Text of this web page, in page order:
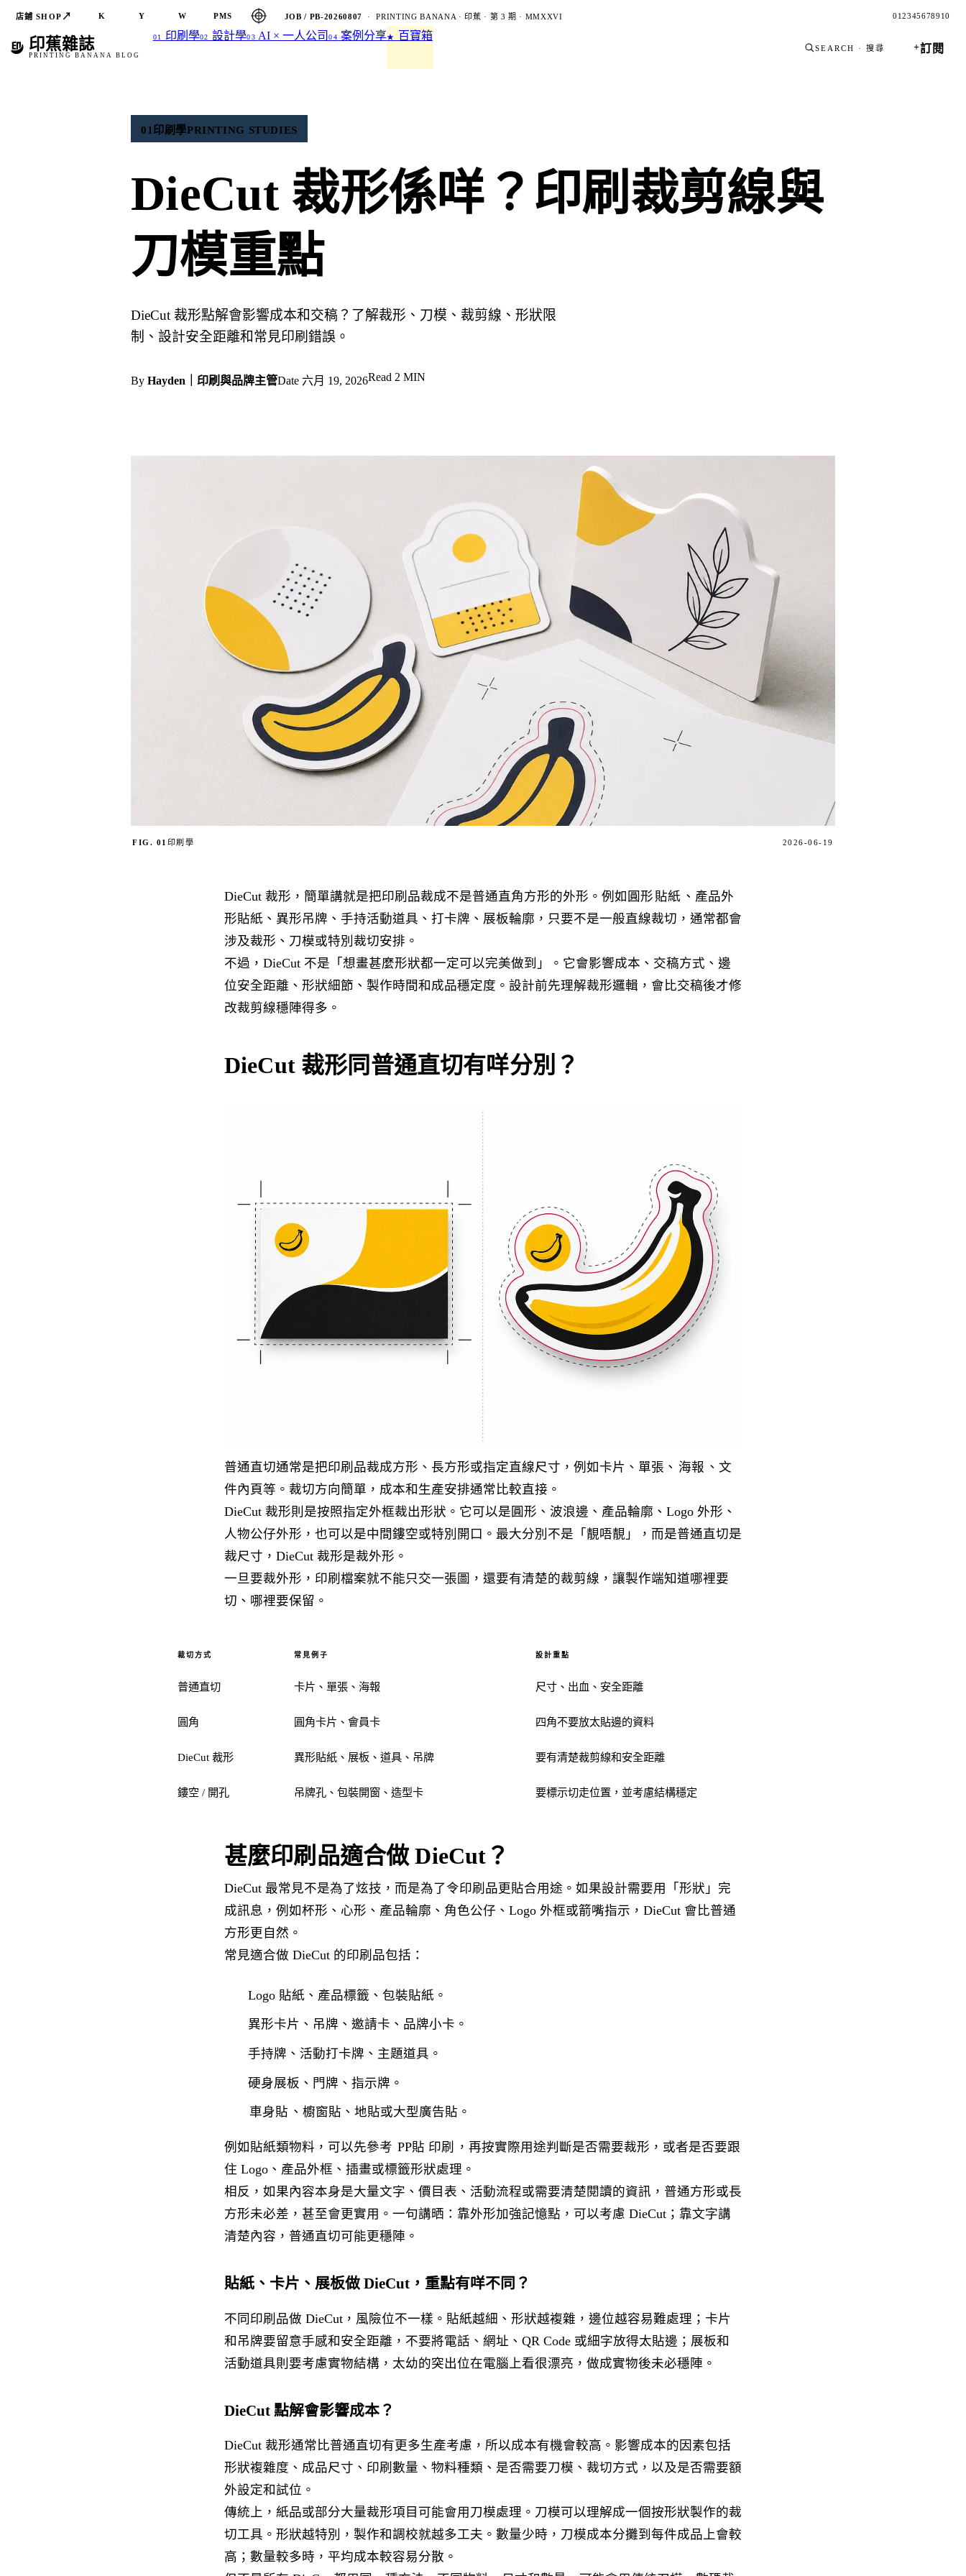
店鋪 SHOP ↗ K Y W PMS JOB / PB-20260807 · PRINTING BANANA · 印蕉 · 第 3 期 · MMXXVI 0 123456789 10
印蕉雜誌
PRINTING BANANA BLOG
01 印刷學02 設計學03 AI × 一人公司04 案例分享★ 百寶箱
SEARCH · 搜尋 +訂閱
01 印刷學PRINTING STUDIES
DieCut 裁形係咩？印刷裁剪線與
刀模重點
DieCut 裁形點解會影響成本和交稿？了解裁形、刀模、裁剪線、形狀限
制、設計安全距離和常見印刷錯誤。
By Hayden｜印刷與品牌主管Date 六月 19, 2026Read 2 MIN
FIG. 01 印刷學 2026-06-19
DieCut 裁形，簡單講就是把印刷品裁成不是普通直角方形的外形。例如圓形 貼紙 、產品外
形貼紙、異形吊牌、手持活動道具、打卡牌、展板輪廓，只要不是一般直線裁切，通常都會
涉及裁形、刀模或特別裁切安排。
不過，DieCut 不是「想畫甚麼形狀都一定可以完美做到」。它會影響成本、交稿方式、邊
位安全距離、形狀細節、製作時間和成品穩定度。設計前先理解裁形邏輯，會比交稿後才修
改裁剪線穩陣得多。
DieCut 裁形同普通直切有咩分別？
普通直切通常是把印刷品裁成方形、長方形或指定直線尺寸，例如卡片、單張、 海報 、文
件內頁等。裁切方向簡單，成本和生產安排通常比較直接。
DieCut 裁形則是按照指定外框裁出形狀。它可以是圓形、波浪邊、產品輪廓、Logo 外形、
人物公仔外形，也可以是中間鏤空或特別開口。最大分別不是「靚唔靚」，而是普通直切是
裁尺寸，DieCut 裁形是裁外形。
一旦要裁外形，印刷檔案就不能只交一張圖，還要有清楚的裁剪線，讓製作端知道哪裡要
切、哪裡要保留。
裁切方式 常見例子 設計重點
普通直切 卡片、單張、海報 尺寸、出血、安全距離
圓角 圓角卡片、會員卡 四角不要放太貼邊的資料
DieCut 裁形 異形貼紙、展板、道具、吊牌 要有清楚裁剪線和安全距離
鏤空 / 開孔 吊牌孔、包裝開窗、造型卡 要標示切走位置，並考慮結構穩定
甚麼印刷品適合做 DieCut？
DieCut 最常見不是為了炫技，而是為了令印刷品更貼合用途。如果設計需要用「形狀」完
成訊息，例如杯形、心形、產品輪廓、角色公仔、Logo 外框或箭嘴指示，DieCut 會比普通
方形更自然。
常見適合做 DieCut 的印刷品包括：
Logo 貼紙、產品標籤、包裝貼紙。
異形卡片、吊牌、邀請卡、品牌小卡。
手持牌、活動打卡牌、主題道具。
硬身展板、門牌、指示牌。
車身貼 、櫥窗貼、地貼或大型廣告貼。
例如貼紙類物料，可以先參考 PP貼 印刷
，再按實際用途判斷是否需要裁形，或者是否要跟
住 Logo、產品外框、插畫或標籤形狀處理。
相反，如果內容本身是大量文字、價目表、活動流程或需要清楚閱讀的資訊，普通方形或長
方形未必差，甚至會更實用。一句講晒：靠外形加強記憶點，可以考慮 DieCut；靠文字講
清楚內容，普通直切可能更穩陣。
貼紙、卡片、展板做 DieCut，重點有咩不同？
不同印刷品做 DieCut，風險位不一樣。貼紙越細、形狀越複雜，邊位越容易難處理；卡片
和吊牌要留意手感和安全距離，不要將電話、網址、QR Code 或細字放得太貼邊；展板和
活動道具則要考慮實物結構，太幼的突出位在電腦上看很漂亮，做成實物後未必穩陣。
DieCut 點解會影響成本？
DieCut 裁形通常比普通直切有更多生產考慮，所以成本有機會較高。影響成本的因素包括
形狀複雜度、成品尺寸、印刷數量、物料種類、是否需要刀模、裁切方式，以及是否需要額
外設定和試位。
傳統上，紙品或部分大量裁形項目可能會用刀模處理。刀模可以理解成一個按形狀製作的裁
切工具。形狀越特別，製作和調校就越多工夫。數量少時，刀模成本分攤到每件成品上會較
高；數量較多時，平均成本較容易分散。